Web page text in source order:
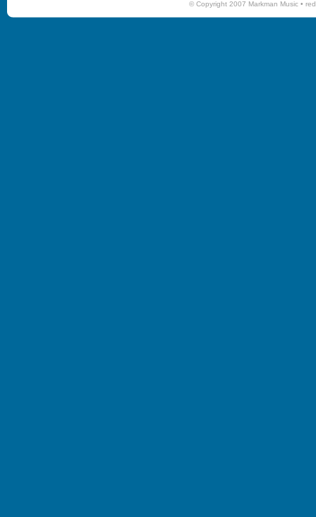
© Copyright 2007 Markman Music •